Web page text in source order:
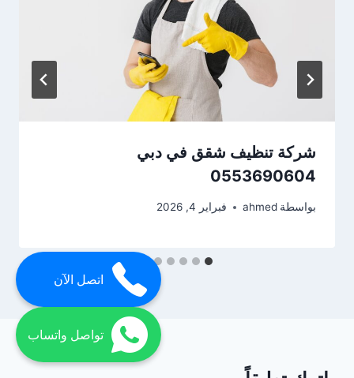
شركة تنظيف شقق في دبي
0553690604
بواسطة ahmed فبراير 4, 2026
اتصل الآن
تواصل واتساب